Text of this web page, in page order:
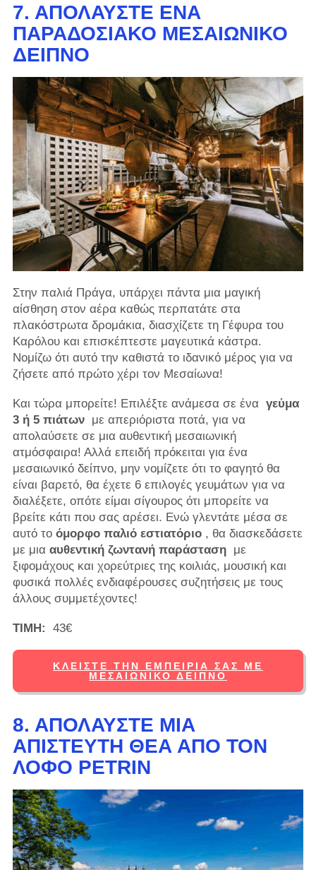
7. ΑΠΟΛΑΎΣΤΕ ΈΝΑ
ΠΑΡΑΔΟΣΙΑΚΌ ΜΕΣΑΙΩΝΙΚΌ
ΔΕΊΠΝΟ
Στην παλιά Πράγα, υπάρχει πάντα μια μαγική
αίσθηση στον αέρα καθώς περπατάτε στα
πλακόστρωτα δρομάκια, διασχίζετε τη Γέφυρα του
Καρόλου και επισκέπτεστε μαγευτικά κάστρα.
Νομίζω ότι αυτό την καθιστά το ιδανικό μέρος για να
ζήσετε από πρώτο χέρι τον Μεσαίωνα!
Και τώρα μπορείτε! Επιλέξτε ανάμεσα σε ένα γεύμα
3 ή 5 πιάτωνμε απεριόριστα ποτά, για να
απολαύσετε σε μια αυθεντική μεσαιωνική
ατμόσφαιρα! Αλλά επειδή πρόκειται για ένα
μεσαιωνικό δείπνο, μην νομίζετε ότι το φαγητό θα
είναι βαρετό, θα έχετε 6 επιλογές γευμάτων για να
διαλέξετε, οπότε είμαι σίγουρος ότι μπορείτε να
βρείτε κάτι που σας αρέσει. Ενώ γλεντάτε μέσα σε
αυτό το όμορφο παλιό εστιατόριο, θα διασκεδάσετε
με μια αυθεντική ζωντανή παράστασημε
ξιφομάχους και χορεύτριες της κοιλιάς, μουσική και
φυσικά πολλές ενδιαφέρουσες συζητήσεις με τους
άλλους συμμετέχοντες!
ΤΙΜΗ: 43€
ΚΛΕΊΣΤΕ ΤΗΝ ΕΜΠΕΙΡΊΑ ΣΑΣ ΜΕ
ΜΕΣΑΙΩΝΙΚΌ ΔΕΊΠΝΟ
8. ΑΠΟΛΑΎΣΤΕ ΜΙΑ
ΑΠΊΣΤΕΥΤΗ ΘΈΑ ΑΠΌ ΤΟΝ
ΛΌΦΟ PETRIN